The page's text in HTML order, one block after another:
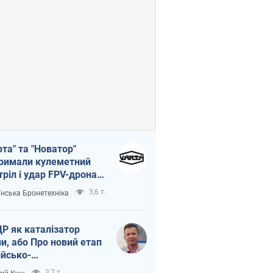
та "Новатор"
кулеметний
і удар FPV-дрона,
життя
ЗСУ
Бронетехніка 3,6 т.
як каталізатор
або Про новий етап